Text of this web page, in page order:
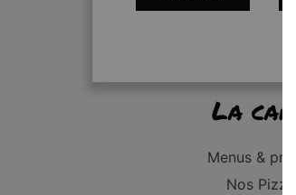
La
Menus &
Nos Pizzas